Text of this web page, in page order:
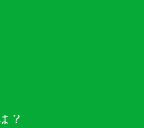
？